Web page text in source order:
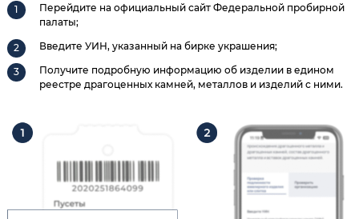
Перейдите на официальный сайт Федеральной пробирной
палаты;
Введите УИН, указанный на бирке украшения;
Получите подробную информацию об изделии в едином
реестре драгоценных камней, металлов и изделий с ними.